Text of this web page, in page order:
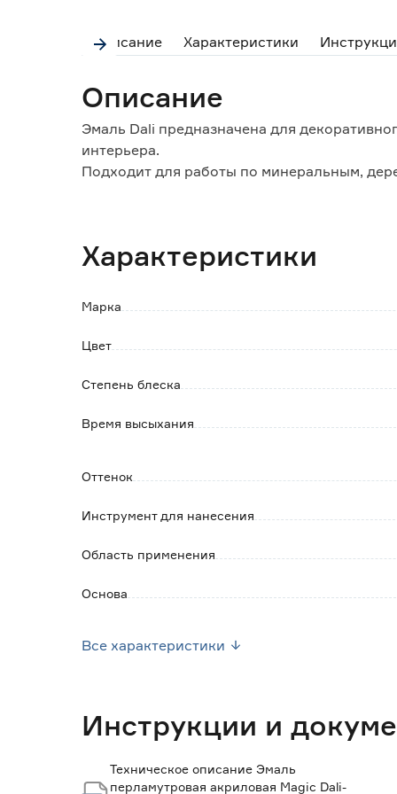
Описание Характеристики
Описание
Эмаль Dali предназначена для
интерьера.
Подходит для работы по минеральным,
- выдерживает мытье с применением
- легко наносится и равномерно
Характеристики
Марка
Цвет
Степень блеска
Время высыхания
Оттенок
Инструмент для нанесения
Область применения
Основа
Расход в один слой до (м2/л)
Все характеристики
Инструкции и
Техническое описание Эмаль
перламутровая акриловая Magic Dali-